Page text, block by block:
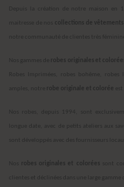
Depuis la création de notre maison en
maitresse de nos collections de
notre communauté de clientes très
Nos gammes de robes originales et
Robes Imprimées, robes bohême,
amples, notre robe originale et colorée
Nos robes, depuis 1994, sont
longue date, avec de petits ateliers aux
sont développés avec des fournisseurs
robes originales et coloréessont
clientes et déclinées dans une large gamme